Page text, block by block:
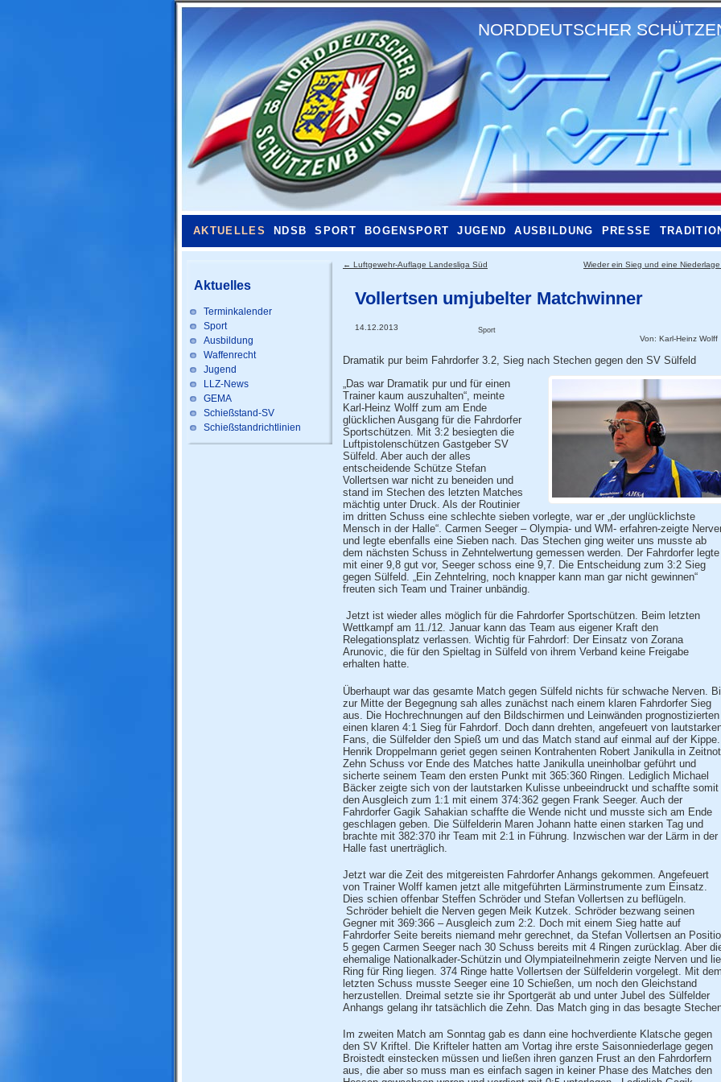
NORDDEUTSCHER
AKTUELLES NDSB SPORT BOGENSPORT JUGEND AUSBILDUNG PRESSE
Aktuelles
Terminkalender
Sport
Ausbildung
Waffenrecht
Jugend
LLZ-News
GEMA
Schießstand-SV
Schießstandrichtlinien
← Luftgewehr-Auflage Landesliga Süd Wieder ein Sieg und eine
Vollertsen umjubelter Matchwinner
14.12.2013 Sport
Von: Karl-Heinz Wolff
Dramatik pur beim Fahrdorfer 3.2, Sieg nach Stechen gegen den SV Sülfeld
„Das war Dramatik pur und für einen
Trainer kaum auszuhalten“, meinte
Karl-Heinz Wolff zum am Ende
glücklichen Ausgang für die Fahrdorfer
Sportschützen. Mit 3:2 besiegten die
Luftpistolenschützen Gastgeber SV
Sülfeld. Aber auch der alles
entscheidende Schütze Stefan
Vollertsen war nicht zu beneiden und
stand im Stechen des letzten Matches
mächtig unter Druck. Als der Routinier
im dritten Schuss eine schlechte sieben vorlegte, war er „der unglücklichste
Mensch in der Halle“. Carmen Seeger – Olympia- und WM- erfahren-zeigte
und legte ebenfalls eine Sieben nach. Das Stechen ging weiter uns musste ab
dem nächsten Schuss in Zehntelwertung gemessen werden. Der Fahrdorfer legte
mit einer 9,8 gut vor, Seeger schoss eine 9,7. Die Entscheidung zum 3:2 Sieg
gegen Sülfeld. „Ein Zehntelring, noch knapper kann man gar nicht gewinnen“
freuten sich Team und Trainer unbändig.
Jetzt ist wieder alles möglich für die Fahrdorfer Sportschützen. Beim letzten
Wettkampf am 11./12. Januar kann das Team aus eigener Kraft den
Relegationsplatz verlassen. Wichtig für Fahrdorf: Der Einsatz von Zorana
Arunovic, die für den Spieltag in Sülfeld von ihrem Verband keine Freigabe
erhalten hatte.
Überhaupt war das gesamte Match gegen Sülfeld nichts für schwache Nerven.
zur Mitte der Begegnung sah alles zunächst nach einem klaren Fahrdorfer Sieg
aus. Die Hochrechnungen auf den Bildschirmen und Leinwänden prognostizierten
einen klaren 4:1 Sieg für Fahrdorf. Doch dann drehten, angefeuert von
Fans, die Sülfelder den Spieß um und das Match stand auf einmal auf der Kippe.
Henrik Droppelmann geriet gegen seinen Kontrahenten Robert Janikulla in
Zehn Schuss vor Ende des Matches hatte Janikulla uneinholbar geführt und
sicherte seinem Team den ersten Punkt mit 365:360 Ringen. Lediglich Michael
Bäcker zeigte sich von der lautstarken Kulisse unbeeindruckt und schaffte somit
den Ausgleich zum 1:1 mit einem 374:362 gegen Frank Seeger. Auch der
Fahrdorfer Gagik Sahakian schaffte die Wende nicht und musste sich am Ende
geschlagen geben. Die Sülfelderin Maren Johann hatte einen starken Tag und
brachte mit 382:370 ihr Team mit 2:1 in Führung. Inzwischen war der Lärm in der
Halle fast unerträglich.
Jetzt war die Zeit des mitgereisten Fahrdorfer Anhangs gekommen. Angefeuert
von Trainer Wolff kamen jetzt alle mitgeführten Lärminstrumente zum Einsatz.
Dies schien offenbar Steffen Schröder und Stefan Vollertsen zu beflügeln.
Schröder behielt die Nerven gegen Meik Kutzek. Schröder bezwang seinen
Gegner mit 369:366 – Ausgleich zum 2:2. Doch mit einem Sieg hatte auf
Fahrdorfer Seite bereits niemand mehr gerechnet, da Stefan Vollertsen an
5 gegen Carmen Seeger nach 30 Schuss bereits mit 4 Ringen zurücklag. Aber
ehemalige Nationalkader-Schützin und Olympiateilnehmerin zeigte Nerven und
Ring für Ring liegen. 374 Ringe hatte Vollertsen der Sülfelderin vorgelegt. Mit
letzten Schuss musste Seeger eine 10 Schießen, um noch den Gleichstand
herzustellen. Dreimal setzte sie ihr Sportgerät ab und unter Jubel des Sülfelder
Anhangs gelang ihr tatsächlich die Zehn. Das Match ging in das besagte
Im zweiten Match am Sonntag gab es dann eine hochverdiente Klatsche gegen
den SV Kriftel. Die Krifteler hatten am Vortag ihre erste Saisonniederlage gegen
Broistedt einstecken müssen und ließen ihren ganzen Frust an den Fahrdorfern
aus, die aber so muss man es einfach sagen in keiner Phase des Matches den